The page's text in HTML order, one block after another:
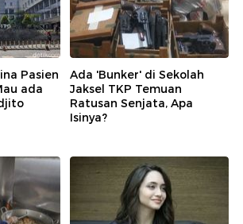
Pasien
ada
Ada 'Bunker' di Sekolah
Jaksel TKP Temuan
Ratusan Senjata, Apa
Isinya?